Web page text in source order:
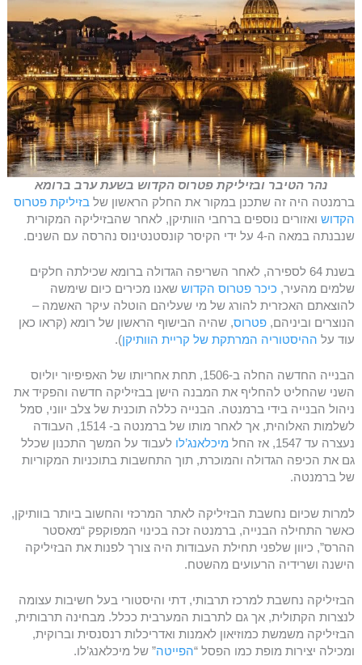
נהר הטיבר ובזיליקת פטרוס הקדוש בשעת ערב ברומא
ברמנטה היה זה שתכנן במקור את החלק הראשון של בזיליקת פטרוס
הקדושואזורים נוספים ברחבי הוותיקן, לאחר שהבזיליקה המקורית
שנבנתה במאה ה-4 על ידי הקיסר קונסטנטינוס נהרסה עם השנים.
בשנת 64 לספירה, לאחר השריפה הגדולה ברומא שכילתה חלקים
שלמים מהעיר, כיכר פטרוס הקדוששאנו מכירים כיום שימשה
להוצאתם האכזרית להורג של מי שעליהם הוטלה עיקר האשמה –
הנוצרים וביניהם, פטרוס, שהיה הבישוף הראשון של רומא (קראו כאן
עוד על ההיסטוריה המרתקת של קריית הוותיקן).
הבנייה החדשה החלה ב-1506, תחת אחריותו של האפיפיור יוליוס
השני שהחליט להחליף את המבנה הישן בבזיליקה חדשה והפקיד את
ניהול הבנייה בידי ברמנטה. הבנייה כללה תוכנית של צלב יווני, סמל
לשלמות האלוהית, אך לאחר מותו של ברמנטה ב- 1514, העבודה
נעצרה עד 1547, אז החל
מיכלאנג’לו לעבוד על המשך התכנון שכלל
גם את הכיפה הגדולה והמוכרת, תוך התחשבות בתוכניות המקוריות
של ברמנטה.
למרות שכיום נחשבת הבזיליקה לאתר המרכזי והחשוב ביותר בוותיקן,
כאשר התחילה הבנייה, ברמנטה זכה בכינוי המפוקפק “מאסטר
ההרס”, כיוון שלפני תחילת העבודות היה צורך לפנות את הבזיליקה
הישנה ושרידיה הרעועים מהשטח.
הבזיליקה נחשבת למרכז תרבותי, דתי והיסטורי בעל חשיבות עצומה
לנצרות הקתולית, אך גם לתרבות המערבית ככלל. מבחינה תרבותית,
הבזיליקה משמשת כמוזיאון לאמנות ואדריכלות רנסנסית וברוקית,
ומכילה יצירות מופת כמו הפסל “הפייטה” של מיכלאנג’לו.